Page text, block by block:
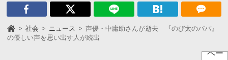
社会 ニュース
声優・中庸助さんが逝去 『のび太のパパ』
の優しい声を思い出す人が続出
ペー